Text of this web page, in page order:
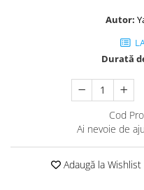
Non-dualitate
Vindecare
Povestiri
Autor:
Durată
Cod
Ai nevoie de
Adaugă la Wishlist